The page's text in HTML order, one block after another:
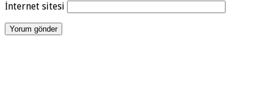
İnternet sitesi